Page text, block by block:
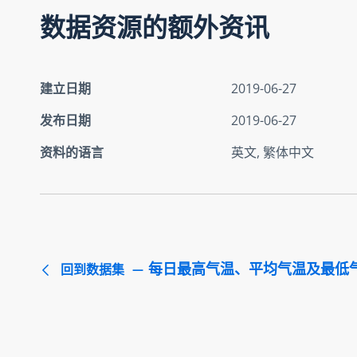
数据资源的额外资讯
建立日期
2019-06-27
发布日期
2019-06-27
资料的语言
英文, 繁体中文
回到数据集 每日最高气温、平均气温及最低